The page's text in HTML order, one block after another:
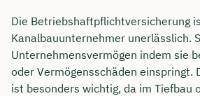
Die Betriebshaftpflichtversicherung
Kanalbauunternehmer unerlässlich.
Unternehmensvermögen indem sie
oder Vermögensschäden einspringt.
ist besonders wichtig, da im Tiefbau